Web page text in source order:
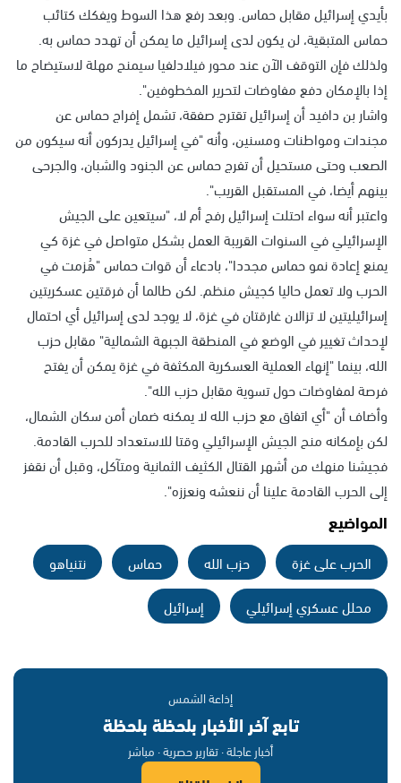
بأيدي إسرائيل مقابل حماس. وبعد رفع هذا السوط ويفكك كتائب
حماس المتبقية، لن يكون لدى إسرائيل ما يمكن أن تهدد حماس به.
ولذلك فإن التوقف الآن عند محور فيلادلفيا سيمنح مهلة لاستيضاح ما
إذا بالإمكان دفع مفاوضات لتحرير المخطوفين".
واشار بن دافيد أن إسرائيل تقترح صفقة، تشمل إفراج حماس عن
مجندات ومواطنات ومسنين، وأنه "في إسرائيل يدركون أنه سيكون من
الصعب وحتى مستحيل أن تفرج حماس عن الجنود والشبان، والجرحى
بينهم أيضا، في المستقبل القريب".
واعتبر أنه سواء احتلت إسرائيل رفح أم لا، "سيتعين على الجيش
الإسرائيلي في السنوات القريبة العمل بشكل متواصل في غزة كي
يمنع إعادة نمو حماس مجددا"، بادعاء أن قوات حماس "هُزمت في
الحرب ولا تعمل حاليا كجيش منظم. لكن طالما أن فرقتين عسكريتين
إسرائيليتين لا تزالان غارقتان في غزة، لا يوجد لدى إسرائيل أي احتمال
لإحداث تغيير في الوضع في المنطقة الجبهة الشمالية" مقابل حزب
الله، بينما "إنهاء العملية العسكرية المكثفة في غزة يمكن أن يفتح
فرصة لمفاوضات حول تسوية مقابل حزب الله".
وأضاف أن "أي اتفاق مع حزب الله لا يمكنه ضمان أمن سكان الشمال،
لكن بإمكانه منح الجيش الإسرائيلي وقتا للاستعداد للحرب القادمة.
فجيشنا منهك من أشهر القتال الكثيف الثمانية ومتآكل، وقبل أن نقفز
إلى الحرب القادمة علينا أن ننعشه ونعززه".
المواضيع
الحرب على غزة حزب الله حماس
نتنياهو
محلل عسكري إسرائيلي
إسرائيل
إذاعة الشمس
تابع آخر الأخبار بلحظة بلحظة
أخبار عاجلة · تقارير حصرية · مباشر